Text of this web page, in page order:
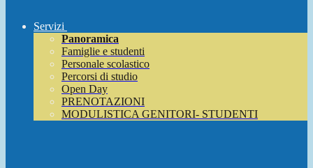
Servizi
Panoramica
Famiglie e studenti
Personale scolastico
Percorsi di studio
Open Day
PRENOTAZIONI
MODULISTICA GENITORI- STUDENTI